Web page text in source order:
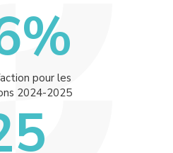
pour les
2024-2025